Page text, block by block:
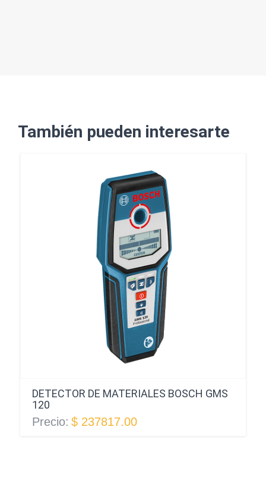
También pueden interesarte
DETECTOR DE MATERIALES BOSCH GMS
120
Precio: $ 237817.00